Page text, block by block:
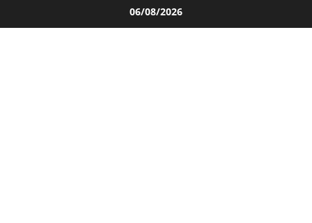
al
06/08/2026